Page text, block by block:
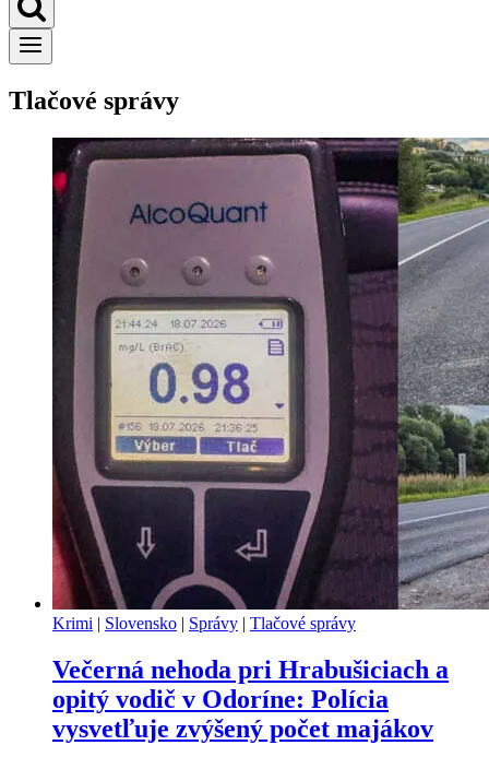
Tlačové správy
Krimi | Slovensko | Správy | Tlačové správy
Večerná nehoda pri Hrabušiciach a
opitý vodič v Odoríne: Polícia
vysvetľuje zvýšený počet majákov